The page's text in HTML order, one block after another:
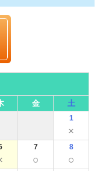
金 土
1
×
7
○
8
○